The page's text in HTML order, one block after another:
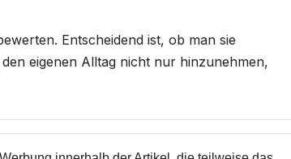
Entscheidend ist, ob man sie
eigenen Alltag nicht nur hinzunehmen,